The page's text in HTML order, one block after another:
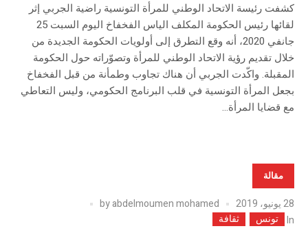
كشفت رئيسة الاتحاد الوطني للمرأة التونسية راضية الجربي إثر
لقائها رئيس الحكومة المكلف الياس الفخفاخ اليوم السبت 25
جانفي 2020، أنه وقع التطرق إلى أولويات الحكومة الجديدة من
خلال تقديم رؤية الاتحاد الوطني للمرأة وتصوّراته حول الحكومة
المقبلة. واكّدت الجربي أن هناك تجاوب وطمأنة من قبل الفخفاخ
بجعل المرأة التونسية في قلب البرنامج الحكومي، وليس التعاطي
مع قضايا المرأة...
مقالة
28 يونيو، 2019 byabdelmoumen mohamed
In تونس ثقافة